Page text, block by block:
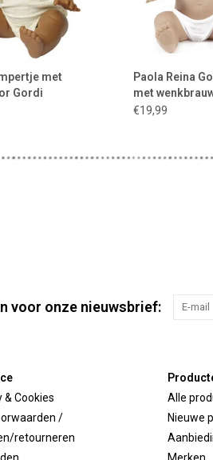
met
Gordi
ecru
Paola Reina
met
sproetjes /
€19,99
voor onze nieuwsbrief:
& Cookies
/
retourneren
Alle
Nieuwe